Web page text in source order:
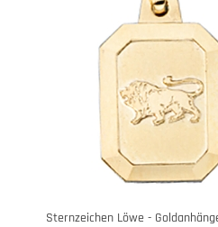
Sternzeichen Löwe -